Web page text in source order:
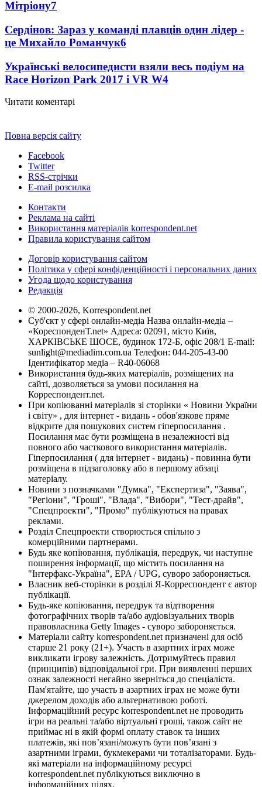
Мітріону7
Сердінов: Зараз у команді плавців один лідер -
це Михайло Романчук6
Українські велосипедисти взяли весь подіум на
Race Horizon Park 2017 і VR W4
Читати коментарі
Повна версія сайту
Facebook
Twitter
RSS-стрічки
E-mail розсилка
Контакти
Реклама на сайті
Використання матеріалів korrespondent.net
Правила користування сайтом
Договір користування сайтом
Політика у сфері конфіденційності і персональних даних
Угода щодо користування
Редакція
© 2000-2026, Korrespondent.net
Суб'єкт у сфері онлайн-медіа Назва онлайн-медіа –
«КореспонденТ.net» Адреса: 02091, місто Київ,
ХАРКІВСЬКЕ ШОСЕ, будинок 172-Б, офіс 208/1 E-mail:
sunlight@mediadim.com.ua Телефон: 044-205-43-00
Ідентифікатор медіа – R40-06068
Використання будь-яких матеріалів, розміщених на
сайті, дозволяється за умови посилання на
Корреспондент.net.
При копіюванні матеріалів зі сторінки « Новини України
і світу» , для інтернет - видань - обов'язкове пряме
відкрите для пошукових систем гіперпосилання .
Посилання має бути розміщена в незалежності від
повного або часткового використання матеріалів.
Гіперпосилання ( для інтернет - видань) - повинна бути
розміщена в підзаголовку або в першому абзаці
матеріалу.
Новини з позначками "Думка", "Експертиза", "Заява",
"Регіони", "Гроші", "Влада", "Вибори", "Тест-драйв",
"Спецпроекти", "Промо" публікуються на правах
реклами.
Розділ Спецпроекти створюється спільно з
комерційними партнерами.
Будь яке копіювання, публікація, передрук, чи наступне
поширення інформації, що містить посилання на
"Інтерфакс-Україна", EPA / UPG, суворо забороняється.
Власник веб-сторінки в розділі Я-Корреспондент є автор
публікації.
Будь-яке копіювання, передрук та відтворення
фотографічних творів та/або аудіовізуальних творів
правовласника Getty Images - суворо забороняється.
Матеріали сайту korrespondent.net призначені для осіб
старше 21 року (21+). Участь в азартних іграх може
викликати ігрову залежність. Дотримуйтесь правил
(принципів) відповідальної гри. При виявленні перших
ознак залежності негайно зверніться до спеціаліста.
Пам'ятайте, що участь в азартних іграх не може бути
джерелом доходів або альтернативою роботі.
Інформаційний ресурс korrespondent.net не проводить
ігри на реальні та/або віртуальні гроші, також сайт не
приймає ні в якій формі оплату ставок та інших
платежів, які пов’язані/можуть бути пов’язані з
азартними іграми, букмекерами чи тоталізаторами. Будь-
які матеріали на інформаційному ресурсі
korrespondent.net публікуються виключно в
інформаційних цілях.